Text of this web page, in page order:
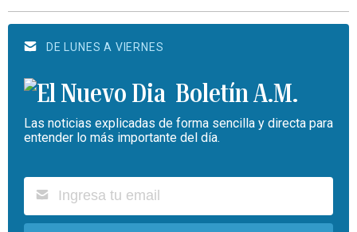
DE LUNES A VIERNES
Boletín A.M.
Las noticias explicadas de forma sencilla y directa para
entender lo más importante del día.